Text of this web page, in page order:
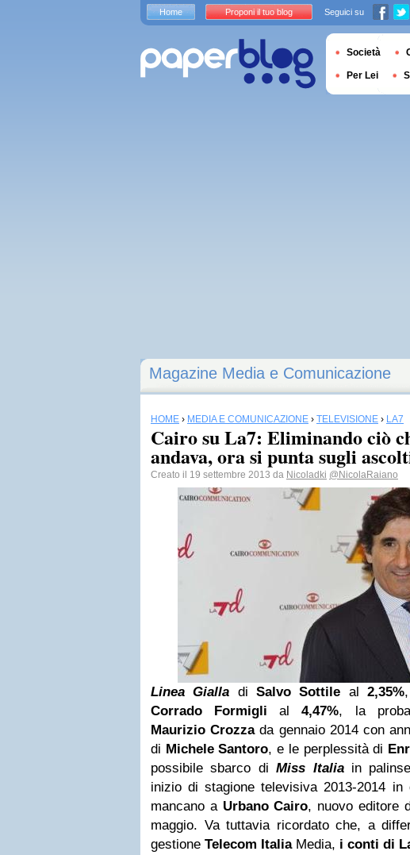
Magazine Media e Comunicazione
HOME › MEDIA E COMUNICAZIONE › TELEVISIONE › LA7
Cairo su La7: Eliminando ciò
andava, ora si punta sugli
Creato il 19 settembre 2013 da Nicoladki @NicolaRaiano
Linea Gialla diSalvo Sottile al2,35%
Corrado Formigli al4,47%, la
Maurizio Crozzada gennaio 2014 con
di Michele Santoro, e le perplessità di
possibile sbarco diMiss Italiain
inizio di stagione televisiva 2013-2014
mancano a Urbano Cairo, nuovo editore
maggio. Va tuttavia ricordato che, a
gestione Telecom ItaliaMedia, i conti di
Home Proponi il tuo blog Seguici su
Società
Per Lei